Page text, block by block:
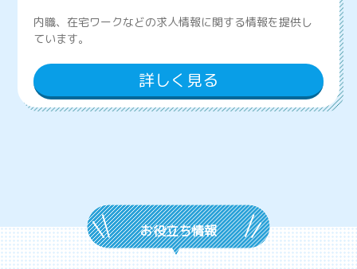
内職、在宅ワークなどの求人情報に関する情報を提供し
ています。
詳しく見る
お役立ち情報